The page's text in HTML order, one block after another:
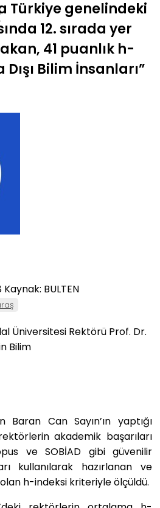
Türkiye genelindeki
12. sırada yer
41 puanlık h-
Dışı Bilim İnsanları”
Kaynak: BULTEN
Baran Can Sayın’ın yaptığı
akademik başarıları
ve SOBİAD gibi güvenilir
kullanılarak hazırlanan ve
h-indeksi kriteriyle ölçüldü.